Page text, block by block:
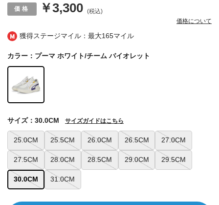
獲得ステージマイル：最大165マイル
￥3,300 (税込)
価格について
カラー：プーマ ホワイト/チーム バイオレット
25.0CM 25.5CM 26.0CM 26.5CM 27.0CM
27.5CM 28.0CM 28.5CM 29.0CM 29.5CM
30.0CM 31.0CM
サイズ：30.0CM サイズガイドはこちら